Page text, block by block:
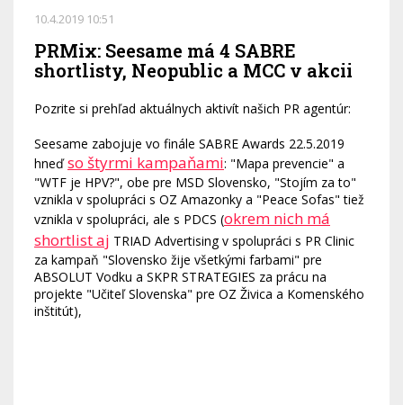
10.4.2019 10:51
PRMix: Seesame má 4 SABRE
shortlisty, Neopublic a MCC v akcii
Pozrite si prehľad aktuálnych aktivít našich PR agentúr:
Seesame zabojuje vo finále SABRE Awards 22.5.2019
hneďso štyrmi kampaňami: "Mapa prevencie" a
"WTF je HPV?", obe pre MSD Slovensko, "Stojím za to"
vznikla v spolupráci s OZ Amazonky a "Peace Sofas" tiež
vznikla v spolupráci, ale s PDCS (okrem nich má
shortlist aj TRIAD Advertising v spolupráci s PR Clinic
za kampaň "Slovensko žije všetkými farbami" pre
ABSOLUT Vodku a SKPR STRATEGIES za prácu na
projekte "Učiteľ Slovenska" pre OZ Živica a Komenského
inštitút),